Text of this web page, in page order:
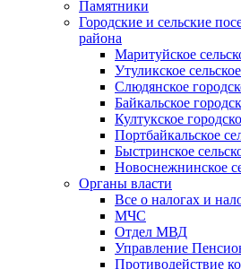
Памятники
Городские и сельские
района
Маритуйское
Утуликское
Слюдянское
Байкальское
Култукское
Портбайкальское
Быстринское
Новоснежнинское
Органы власти
Все о налогах и
МЧС
Отдел МВД
Управление
Противодействие